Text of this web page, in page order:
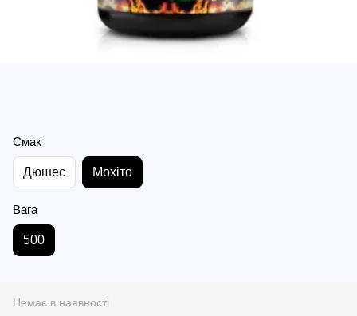
Смак
Дюшес Мохіто
Вага
500
Немає в наявності